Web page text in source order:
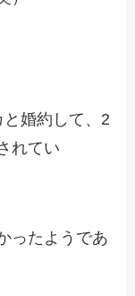
と婚約して、2
れてい
ったようであ